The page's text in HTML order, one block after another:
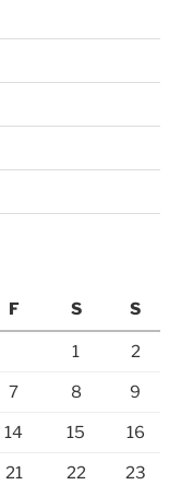
F S S
1 2
7 8 9
14 15 16
21 22 23